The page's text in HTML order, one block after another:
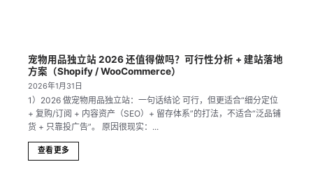
宠物用品独立站 2026 还值得做吗？可行性分析 + 建站落地
方案（Shopify / WooCommerce）
2026年1月31日
1）2026 做宠物用品独立站：一句话结论 可行，但更适合“细分定位
+ 复购/订阅 + 内容资产（SEO）+ 留存体系”的打法，不适合“泛品铺
货 + 只靠投广告”。 原因很现实：...
查看更多